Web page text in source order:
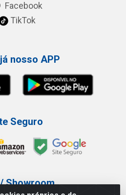
Facebook
TikTok
nosso APP
Seguro
Showroom